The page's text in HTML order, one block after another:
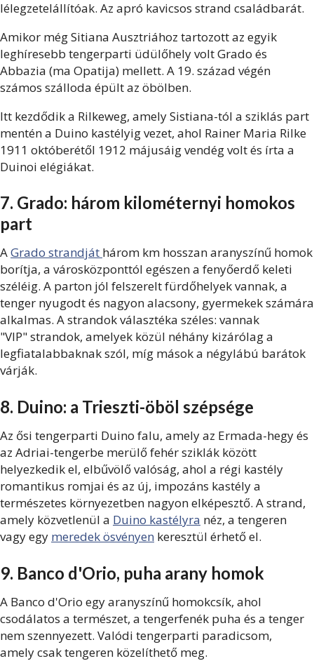
lélegzetelállítóak. Az apró kavicsos strand családbarát.
Amikor még Sitiana Ausztriához tartozott az egyik
leghíresebb tengerparti üdülőhely volt Grado és
Abbazia (ma Opatija) mellett. A 19. század végén
számos szálloda épült az öbölben.
Itt kezdődik a Rilkeweg, amely Sistiana-tól a sziklás part
mentén a Duino kastélyig vezet, ahol Rainer Maria Rilke
1911 októberétől 1912 májusáig vendég volt és írta a
Duinoi elégiákat.
7. Grado: három kilométernyi homokos
part
AGrado strandját három km hosszan aranyszínű homok
borítja, a városközponttól egészen a fenyőerdő keleti
széléig. A parton jól felszerelt fürdőhelyek vannak, a
tenger nyugodt és nagyon alacsony, gyermekek számára
alkalmas. A strandok választéka széles: vannak
"VIP" strandok, amelyek közül néhány kizárólag a
legfiatalabbaknak szól, míg mások a négylábú barátok
várják.
8. Duino: a Trieszti-öböl szépsége
Az ősi tengerparti Duino falu, amely az Ermada-hegy és
az Adriai-tengerbe merülő fehér sziklák között
helyezkedik el, elbűvölő valóság, ahol a régi kastély
romantikus romjai és az új, impozáns kastély a
természetes környezetben nagyon elképesztő. A strand,
amely közvetlenül a Duino kastélyra néz, a tengeren
vagy egy meredek ösvényen keresztül érhető el.
9. Banco d'Orio, puha arany homok
A Banco d'Orio egy aranyszínű homokcsík, ahol
csodálatos a természet, a tengerfenék puha és a tenger
nem szennyezett. Valódi tengerparti paradicsom,
amely csak tengeren közelíthető meg.